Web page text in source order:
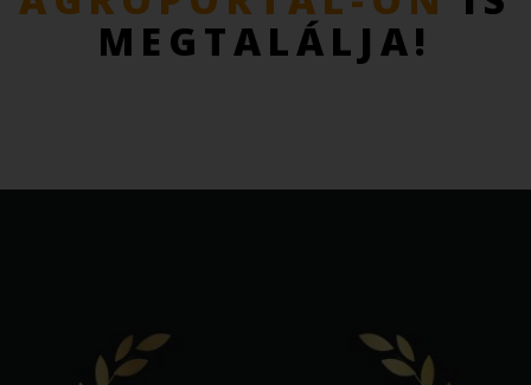
MEGTALÁLJA!